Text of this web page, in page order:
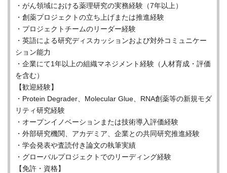
・がん領域における薬理研究の実務経験（7年以上）
・創薬プロジェクトの立ち上げまたは推進経験
・プロジェクトチームのリーダー経験
・英語による研究ディスカッションおよび対外コミュニケー
ション能力
・企業にて1年以上の組織マネジメント経験（人材育成・評価
を含む）
【歓迎経験】
・Protein Degrader、Molecular Glue、RNA創薬等の新規モダ
リティ研究経験
・オープンイノベーションまたは技術導入評価経験
・外部研究機関、アカデミア、企業との共同研究推進経験
・学会発表や査読付き論文の執筆実績
・グローバルプロジェクトでのリーディング経験
【免許・資格】